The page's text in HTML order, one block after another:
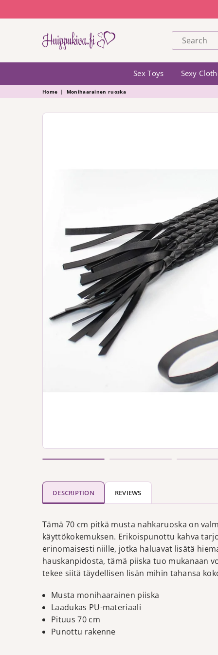
HUIPPUKIVA
Sex Toys Sexy
Home | Monihaarainen ruoska
DESCRIPTION REVIEWS
Tämä 70 cm pitkä musta nahkaruoska on
käyttökokemuksen. Erikoispunottu kahva
erinomaisesti niille, jotka haluavat lisätä
hauskanpidosta, tämä piiska tuo mukanaan
tekee siitä täydellisen lisän mihin tahansa
Musta monihaarainen piiska
Laadukas PU-materiaali
Pituus 70 cm
Punottu rakenne